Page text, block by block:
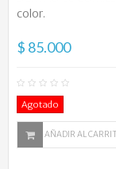
color.
$ 85.000
Agotado
AÑADIR AL